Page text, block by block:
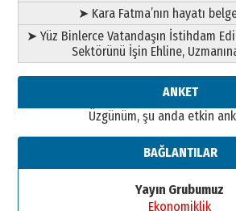
Ahmet Gökhan YAZICI
Ahmed Yesevi’den bir
”Reisimiz” idi… Hakka
26 Mart 2026 Perşembe
gönül adamı Faruk
Başkan Sekmen’den
bir vizyon proje daha!
➤ Kara Fatma’nın hayatı
➤ Yüz Binlerce Vatandaşın İstihdam
Sektörünü İşin Ehline,
ANKET
Üzgünüm, şu anda etkin
BAĞLANTILAR
Yayın Grubumuz
Ekonomiklik